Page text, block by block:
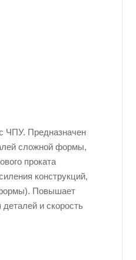
ЧПУ. Предназначен
сложной формы,
проката
конструкций,
Повышает
деталей и скорость